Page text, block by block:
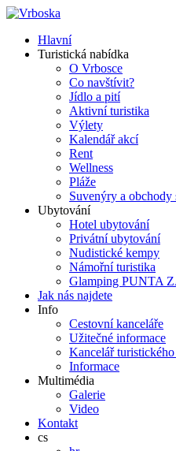
Hlavní
Turistická nabídka
O Vrbosce
Co navštívit?
Jídlo a pití
Aktivní turistika
Výlety
Kalendář akcí
Rent
Wellness
Pláže
Suvenýry a obchody
Ubytování
Hotel ubytování
Privátní ubytování
Nudistické kempy
Námořní turistika
Glamping PUNTA
Jak nás najdete
Info
Cestovní kanceláře
Užitečné informace
Kancelář
Informace
Multimédia
Galerie
Video
Kontakt
cs